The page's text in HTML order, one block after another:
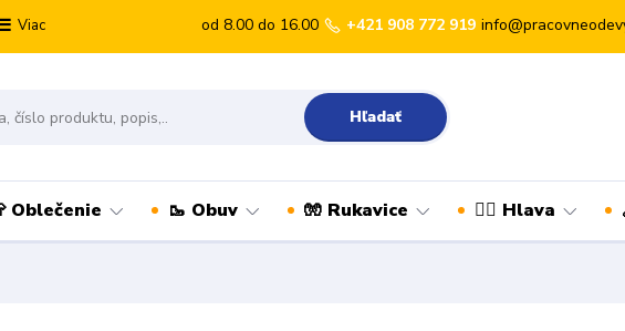
Viac
Hľadať
od 8.00 do 16.00 +421 908 772 919
Oblečenie 🥾 Obuv 🧤 Rukavice 👷‍♂️ Hlava